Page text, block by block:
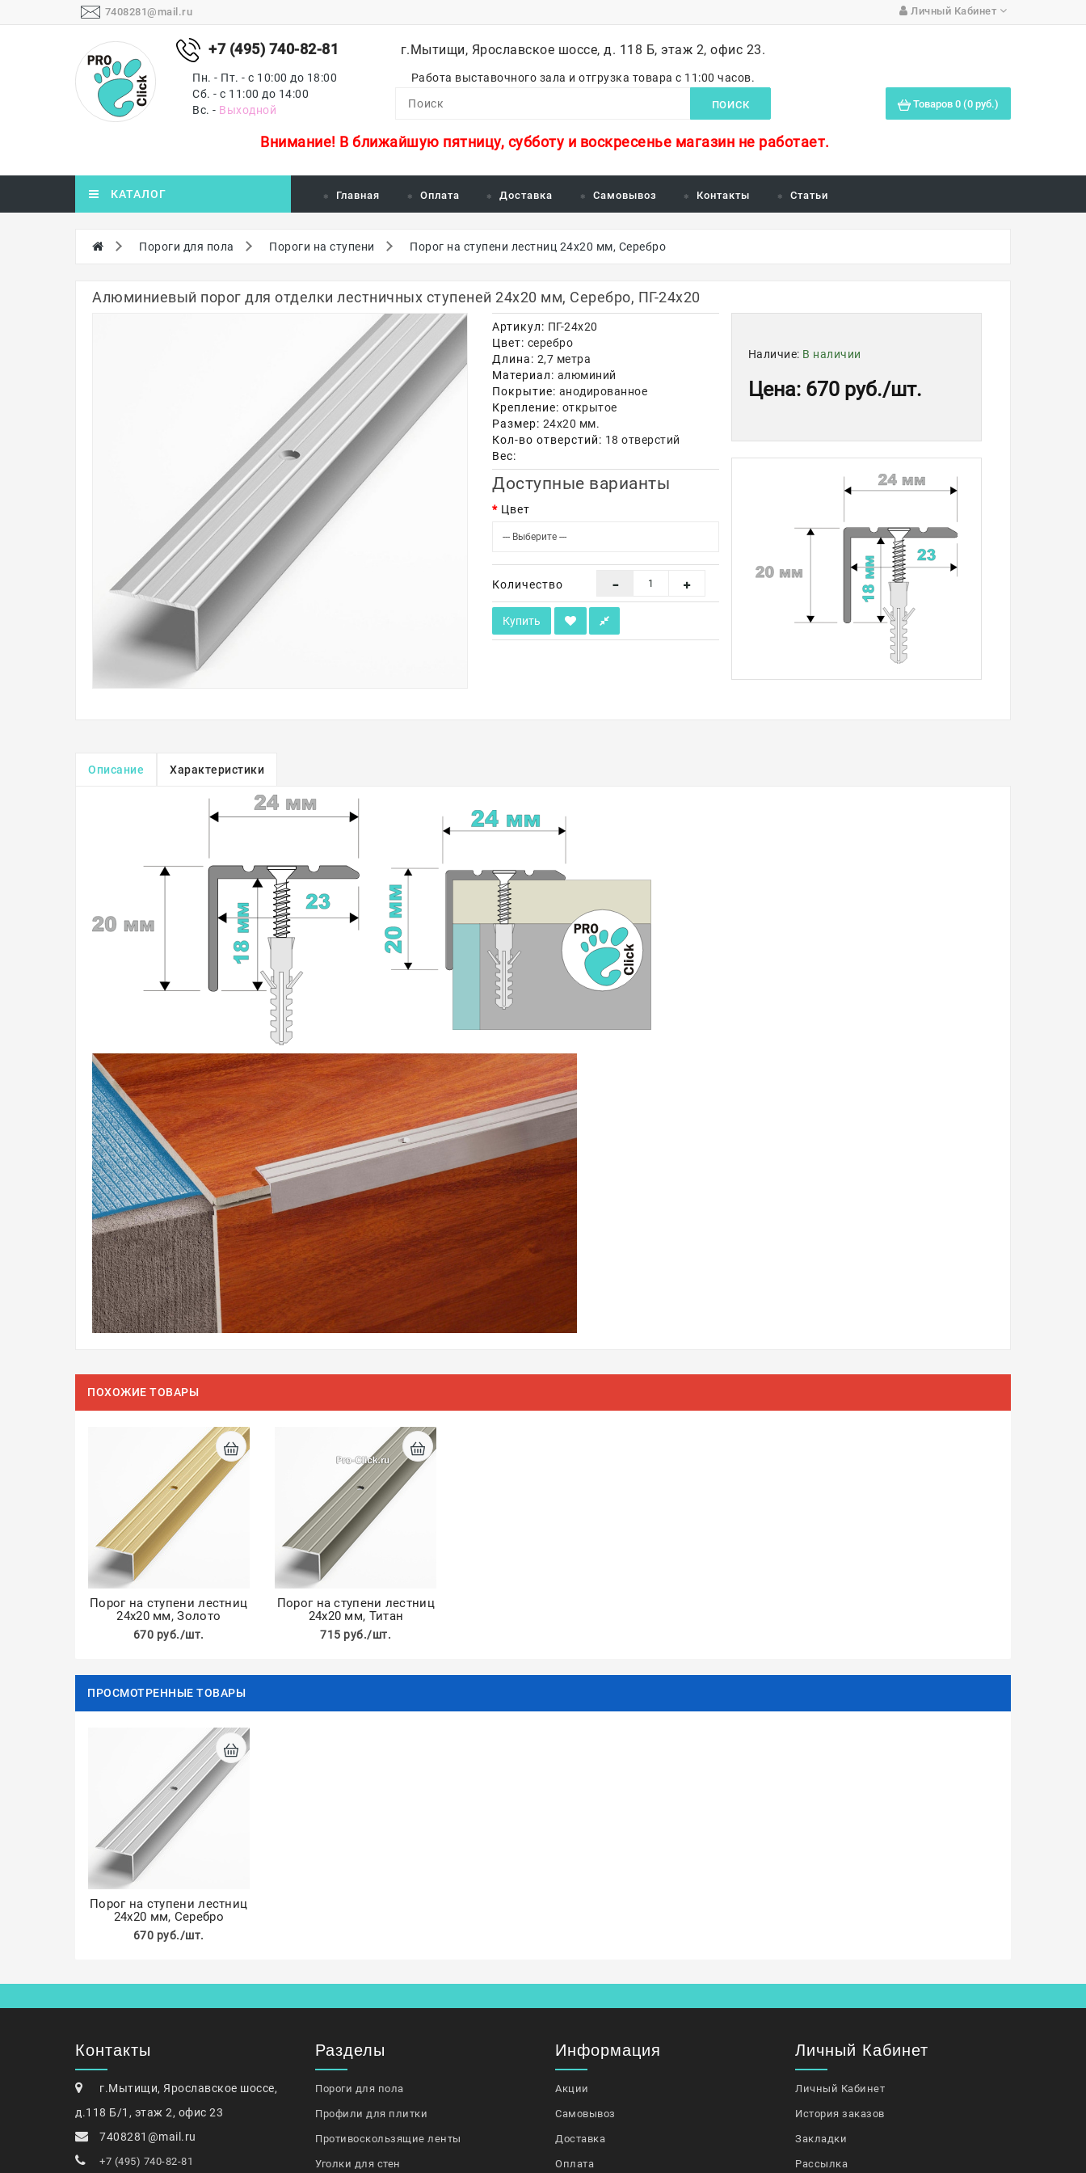
7408281@mail.ru Личный Кабинет
+7 (495) 740-82-81
Пн. - Пт. - с 10:00 до 18:00
Сб. - с 11:00 до 14:00
Вс. - Выходной
г.Мытищи, Ярославское шоссе, д. 118 Б, этаж 2, офис 23.
Работа выставочного зала и отгрузка товара с 11:00 часов.
ПОИСК Товаров 0 (0 руб.)
Внимание! В ближайшую пятницу, субботу и воскресенье магазин не работает.
КАТАЛОГ Главная Оплата Доставка Самовывоз Контакты Статьи
Пороги для пола Пороги на ступени Порог на ступени лестниц 24х20 мм, Серебро
Алюминиевый порог для отделки лестничных ступеней 24х20 мм, Серебро, ПГ-24х20
Артикул: ПГ-24х20
Цвет: серебро
Длина: 2,7 метра
Материал: алюминий
Покрытие: анодированное
Крепление: открытое
Размер: 24х20 мм.
Кол-во отверстий: 18 отверстий
Вес:
Доступные варианты
Цвет
Количество
Купить
Наличие: В наличии
Цена: 670 руб./шт.
Описание Характеристики
ПОХОЖИЕ ТОВАРЫ
Порог на ступени лестниц
24х20 мм, Золото
670 руб./шт.
Порог на ступени лестниц
24х20 мм, Титан
715 руб./шт.
ПРОСМОТРЕННЫЕ ТОВАРЫ
Порог на ступени лестниц
24х20 мм, Серебро
670 руб./шт.
Контакты
г.Мытищи, Ярославское шоссе,
д.118 Б/1, этаж 2, офис 23
7408281@mail.ru
+7 (495) 740-82-81
Разделы
Пороги для пола
Профили для плитки
Противоскользящие ленты
Уголки для стен
Информация
Акции
Самовывоз
Доставка
Оплата
Личный Кабинет
Личный Кабинет
История заказов
Закладки
Рассылка